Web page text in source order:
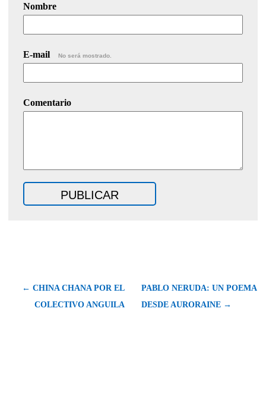
Nombre
E-mail No será mostrado.
Comentario
← CHINA CHANA POR EL
COLECTIVO ANGUILA
PABLO NERUDA: UN POEMA
DESDE AURORAINE →